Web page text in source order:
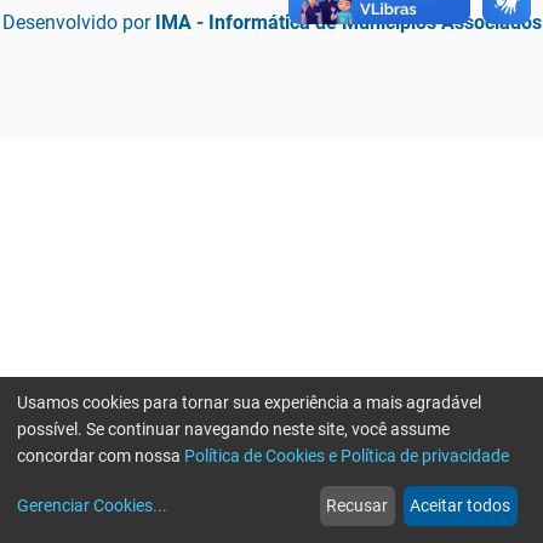
Desenvolvido por IMA - Informática de Municípios Associados
web
Notícias
more_horiz
Mais
Usamos cookies para tornar sua experiência a mais agradável
possível. Se continuar navegando neste site, você assume
concordar com nossa Política de Cookies e Política de privacidade
Gerenciar Cookies... Recusar Aceitar todos
Erro ao enviar informações, por favor tente novamente